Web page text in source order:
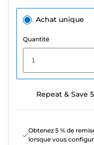
Achat unique
Quantité
1
Repeat & Save
Obtenez 5 % de
lorsque vous